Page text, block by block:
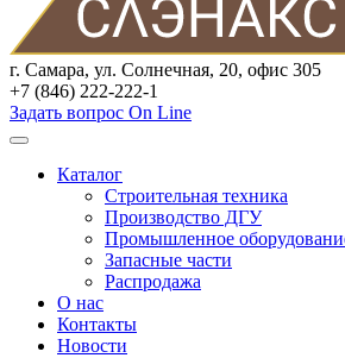
г. Самара, ул. Солнечная, 20, офис 305
+7 (846) 222-222-1
Задать вопрос On Line
Каталог
Строительная техника
Производство ДГУ
Промышленное
Запасные части
Распродажа
О нас
Контакты
Новости